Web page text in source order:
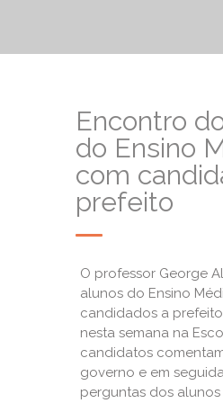
Encontro
do Ensino
com
prefeito
O professor George
alunos do Ensino
candidados a
nesta semana na
candidatos
governo e em
perguntas dos